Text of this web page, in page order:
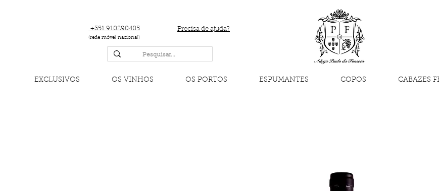
+351 910290405 Precisa de ajuda?
(rede móvel nacional)
EXCLUSIVOS OS VINHOS OS PORTOS ESPUMANTES COPOS CABAZES